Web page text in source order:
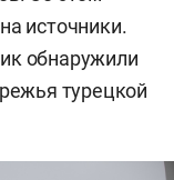
источники.
обнаружили
турецкой